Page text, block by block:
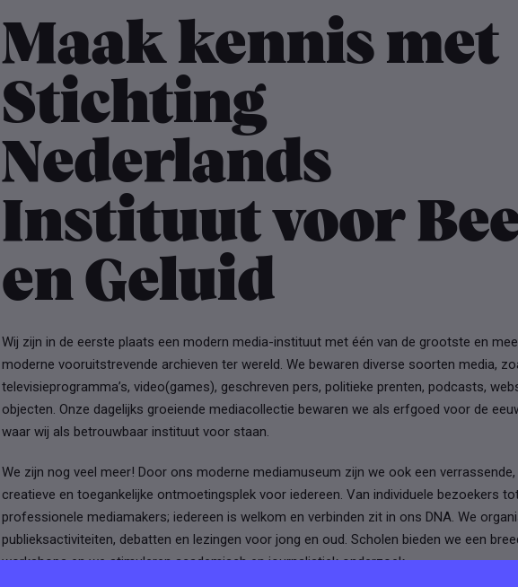
Maak kennis met
Stichting
Nederlands
Instituut voor
en Geluid
Wij zijn in de eerste plaats een modern media-instituut met één van de grootste en
moderne vooruitstrevende archieven ter wereld. We bewaren diverse soorten media,
televisieprogramma’s, video(games), geschreven pers, politieke prenten, podcasts,
objecten. Onze dagelijks groeiende mediacollectie bewaren we als erfgoed voor de
waar wij als betrouwbaar instituut voor staan.
We zijn nog veel meer! Door ons moderne mediamuseum zijn we ook een verrassende,
creatieve en toegankelijke ontmoetingsplek voor iedereen. Van individuele bezoekers
professionele mediamakers; iedereen is welkom en verbinden zit in ons DNA. We
publieksactiviteiten, debatten en lezingen voor jong en oud. Scholen bieden we een
workshops en we stimuleren academisch en journalistiek onderzoek.